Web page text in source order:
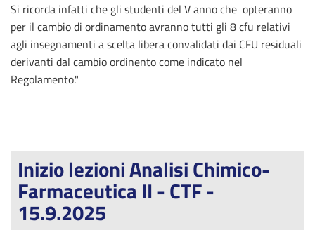
Si ricorda infatti che gli studenti del V anno che opteranno
per il cambio di ordinamento avranno tutti gli 8 cfu relativi
agli insegnamenti a scelta libera convalidati dai CFU residuali
derivanti dal cambio ordinento come indicato nel
Regolamento."
Inizio lezioni Analisi Chimico-
Farmaceutica II - CTF -
15.9.2025